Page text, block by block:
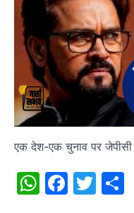
एक देश-एक चुनाव पर